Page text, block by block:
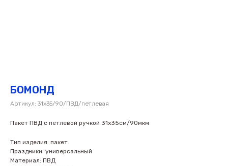
БОМОНД
Артикул: 31х35/90/ПВД/петлевая
Пакет ПВД с петлевой ручкой 31х35см/90мкм
Тип изделия: пакет
Праздники: универсальный
Материал: ПВД